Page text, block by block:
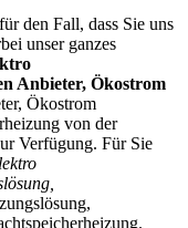
den Fall, dass Sie uns
unser ganzes
Anbieter, Ökostrom
Ökostrom
von der
Verfügung. Für Sie